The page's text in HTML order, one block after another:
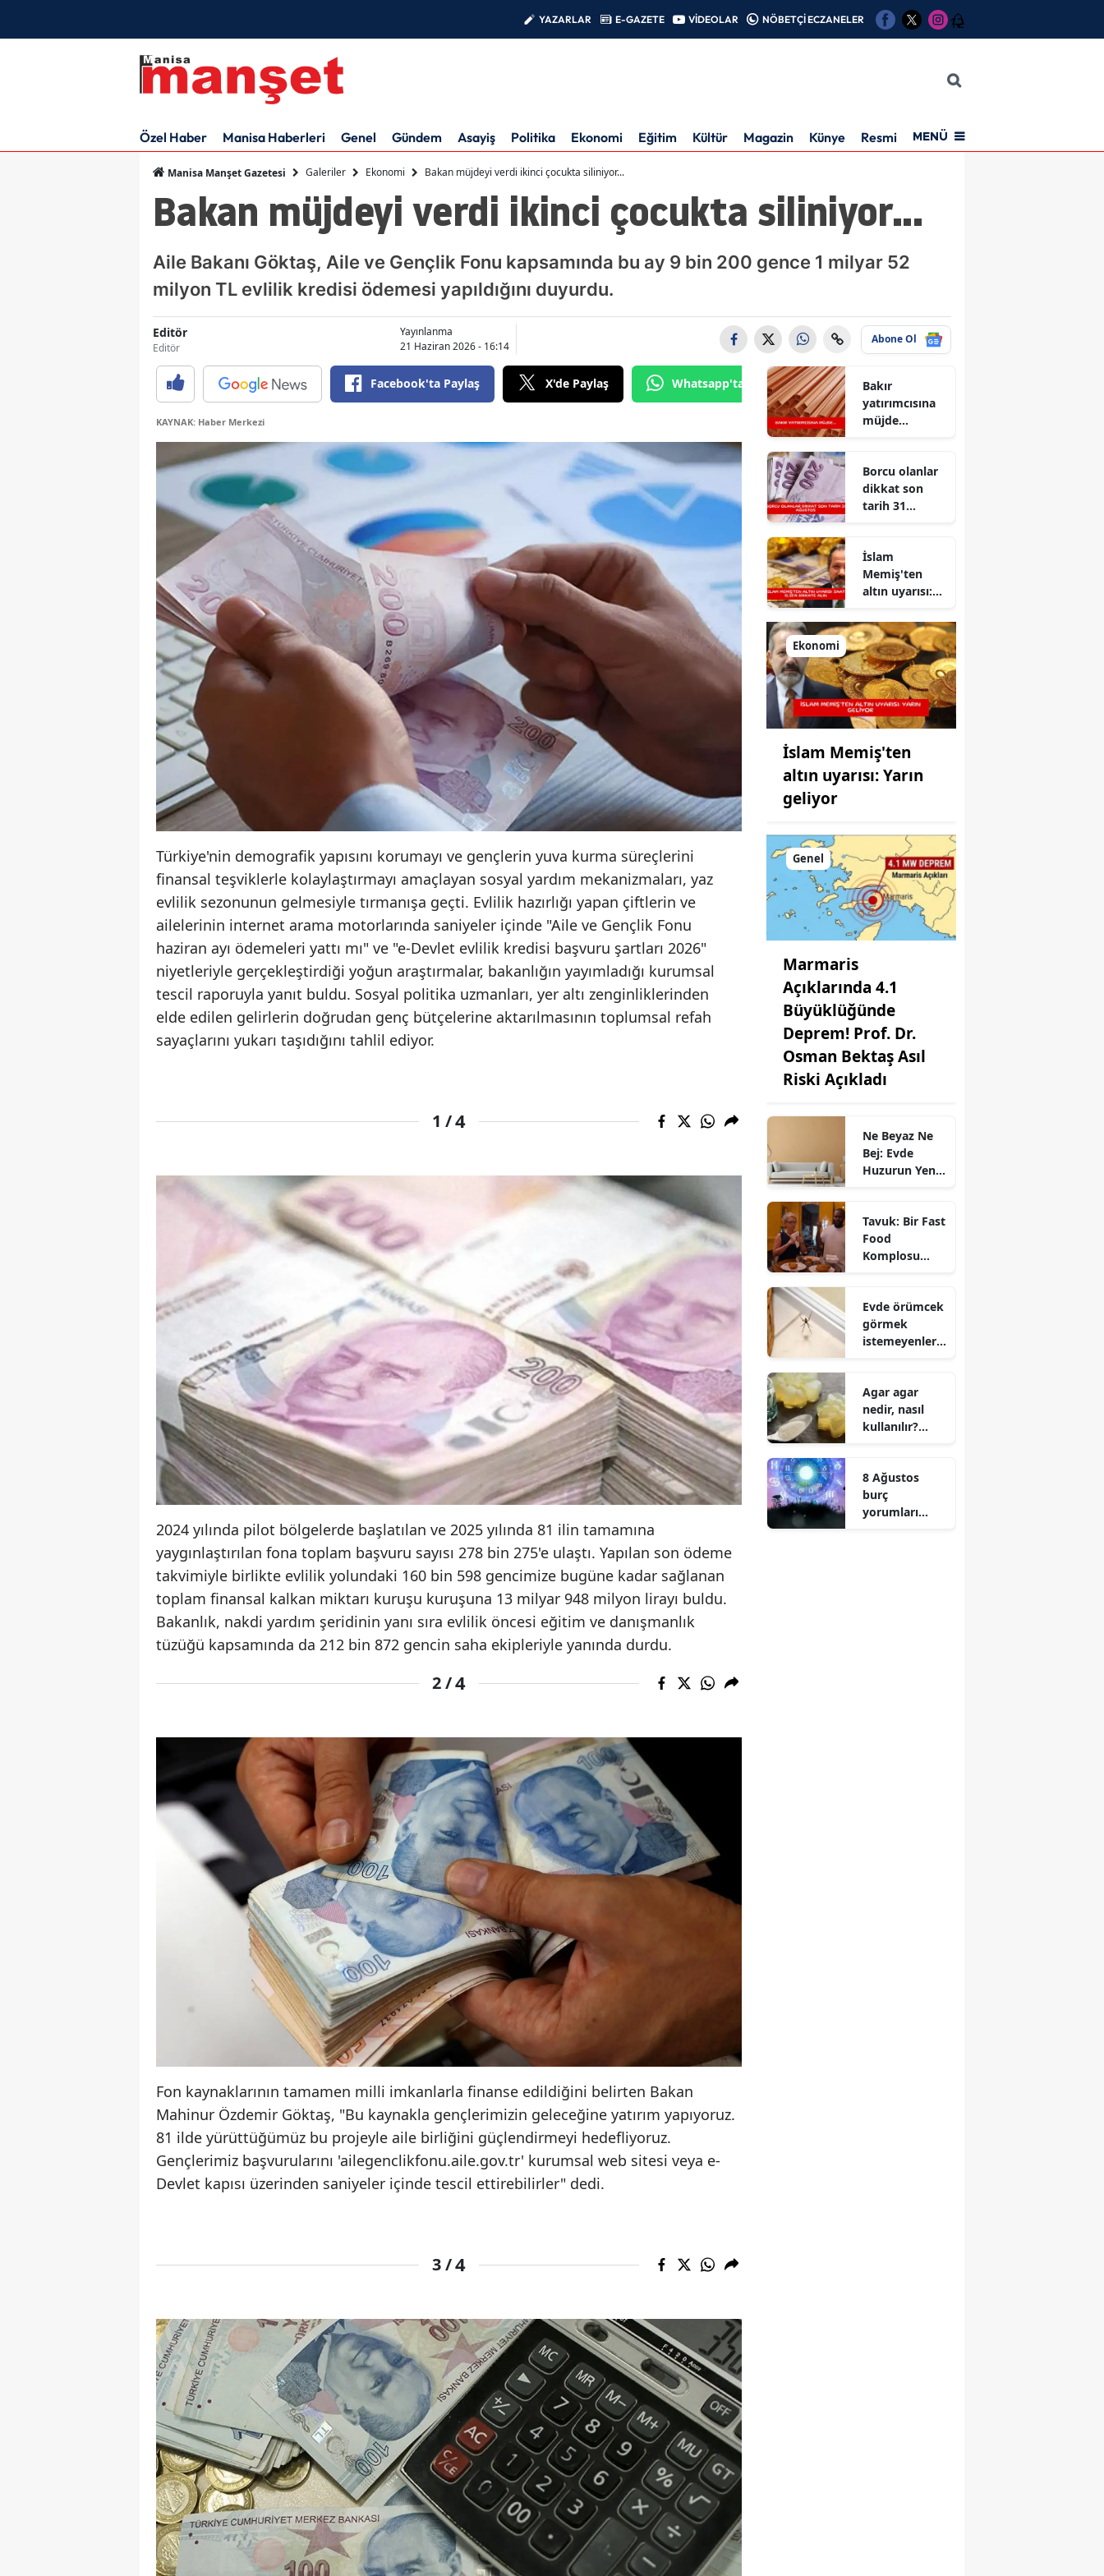
YAZARLAR E-GAZETE VİDEOLAR NÖBETÇİ ECZANELER 12
Özel Haber Manisa Haberleri Genel Gündem Asayiş Politika Ekonomi Eğitim Kültür Magazin Künye Resmi İlanMENÜ
Manisa Manşet Gazetesi Galeriler Ekonomi Bakan müjdeyi verdi ikinci çocukta siliniyor...
Bakan müjdeyi verdi ikinci çocukta siliniyor...
Aile Bakanı Göktaş, Aile ve Gençlik Fonu kapsamında bu ay 9 bin 200 gence 1 milyar 52
milyon TL evlilik kredisi ödemesi yapıldığını duyurdu.
Editör
Editör
Yayınlanma
21 Haziran 2026 - 16:14
Abone Ol
Facebook'ta Paylaş X'de Paylaş Whatsapp'tan Gönder
KAYNAK: Haber Merkezi
Türkiye'nin demografik yapısını korumayı ve gençlerin yuva kurma süreçlerini
finansal teşviklerle kolaylaştırmayı amaçlayan sosyal yardım mekanizmaları, yaz
evlilik sezonunun gelmesiyle tırmanışa geçti. Evlilik hazırlığı yapan çiftlerin ve
ailelerinin internet arama motorlarında saniyeler içinde "Aile ve Gençlik Fonu
haziran ayı ödemeleri yattı mı" ve "e-Devlet evlilik kredisi başvuru şartları 2026"
niyetleriyle gerçekleştirdiği yoğun araştırmalar, bakanlığın yayımladığı kurumsal
tescil raporuyla yanıt buldu. Sosyal politika uzmanları, yer altı zenginliklerinden
elde edilen gelirlerin doğrudan genç bütçelerine aktarılmasının toplumsal refah
sayaçlarını yukarı taşıdığını tahlil ediyor.
1 /4
2024 yılında pilot bölgelerde başlatılan ve 2025 yılında 81 ilin tamamına
yaygınlaştırılan fona toplam başvuru sayısı 278 bin 275'e ulaştı. Yapılan son ödeme
takvimiyle birlikte evlilik yolundaki 160 bin 598 gencimize bugüne kadar sağlanan
toplam finansal kalkan miktarı kuruşu kuruşuna 13 milyar 948 milyon lirayı buldu.
Bakanlık, nakdi yardım şeridinin yanı sıra evlilik öncesi eğitim ve danışmanlık
tüzüğü kapsamında da 212 bin 872 gencin saha ekipleriyle yanında durdu.
2 /4
Fon kaynaklarının tamamen milli imkanlarla finanse edildiğini belirten Bakan
Mahinur Özdemir Göktaş, "Bu kaynakla gençlerimizin geleceğine yatırım yapıyoruz.
81 ilde yürüttüğümüz bu projeyle aile birliğini güçlendirmeyi hedefliyoruz.
Gençlerimiz başvurularını 'ailegenclikfonu.aile.gov.tr' kurumsal web sitesi veya e-
Devlet kapısı üzerinden saniyeler içinde tescil ettirebilirler" dedi.
3 /4
Bakır
yatırımcısına
müjde...
Borcu olanlar
dikkat son
tarih 31
İslam
Memiş'ten
altın uyarısı:
dikkate alın
Ekonomi
İslam Memiş'ten
altın uyarısı: Yarın
geliyor
Genel
Marmaris
Açıklarında 4.1
Büyüklüğünde
Deprem! Prof. Dr.
Osman Bektaş Asıl
Riski Açıkladı
Ne Beyaz Ne
Bej: Evde
Huzurun Yeni
Tavuk: Bir Fast
Food
Komplosu
Konusu, Mo
Gilligan'ın 28
günlük deneyi
Evde örümcek
görmek
istemeyenler
eve girişini
azaltan 3
yöntem
Agar agar
nedir, nasıl
kullanılır?
8 Ağustos
burç
yorumları